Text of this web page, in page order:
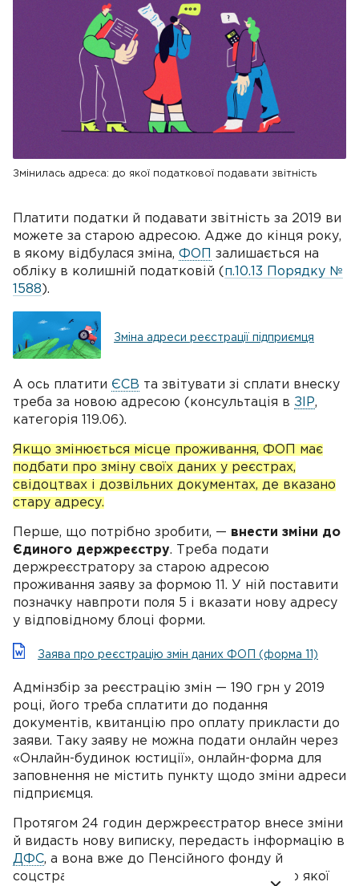
Змінилась адреса: до якої податкової подавати звітність
Платити податки й подавати звітність за 2019 ви
можете за старою адресою. Адже до кінця року,
в якому відбулася зміна, ФОП
залишається на
обліку в колишній податковій ( п.10.13 Порядку №
1588 ).
Зміна адреси реєстрації підприємця
А ось платити ЄСВ та звітувати зі сплати внеску
треба за новою адресою (консультація в ЗІР,
категорія 119.06).
Якщо змінюється місце проживання, ФОП має
подбати про зміну своїх даних у реєстрах,
свідоцтвах і дозвільних документах, де вказано
стару адресу.
Перше, що потрібно зробити, — внести зміни до
Єдиного держреєстру. Треба подати
держреєстратору за старою адресою
проживання заяву за формою 11. У ній поставити
позначку навпроти поля 5 і вказати нову адресу
у відповідному блоці форми.
Заява про реєстрацію змін даних ФОП (форма 11)
Адмінзбір за реєстрацію змін — 190 грн у 2019
році, його треба сплатити до подання
документів, квитанцію про оплату прикласти до
заяви. Таку заяву не можна подати онлайн через
«Онлайн-будинок юстиції», онлайн-форма для
заповнення не містить пункту щодо зміни адреси
підприємця.
Протягом 24 годин держреєстратор внесе зміни
й видасть нову виписку, передасть інформацію в
ДФС, а вона вже до Пенсійного фонду й
соцстраху — вони внесуть зміни в дату, до якої